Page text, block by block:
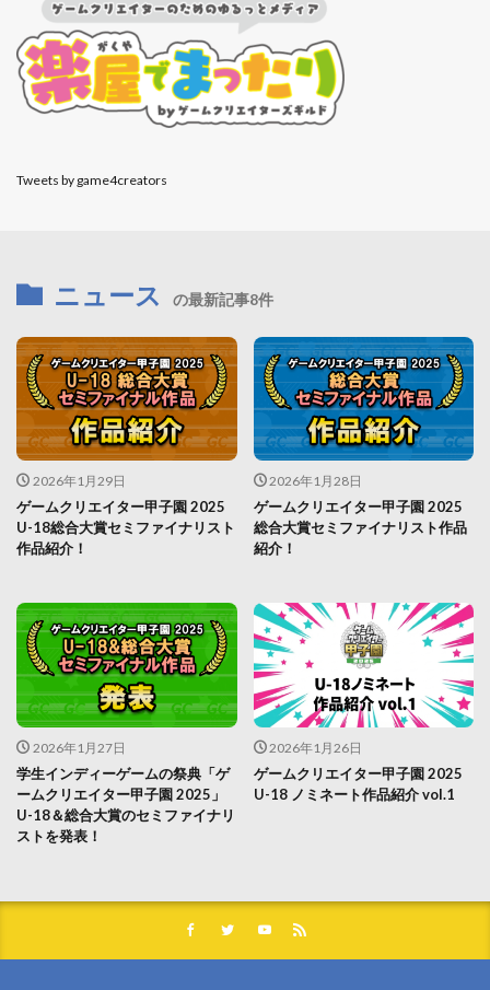
Tweets by game4creators
ニュース の最新記事8件
2026年1月29日
ゲームクリエイター甲子園 2025
U-18総合大賞セミファイナリスト
作品紹介！
2026年1月28日
ゲームクリエイター甲子園 2025
総合大賞セミファイナリスト作品
紹介！
2026年1月27日
学生インディーゲームの祭典「ゲ
ームクリエイター甲子園 2025」
U-18＆総合大賞のセミファイナリ
ストを発表！
2026年1月26日
ゲームクリエイター甲子園 2025
U-18 ノミネート作品紹介 vol.1